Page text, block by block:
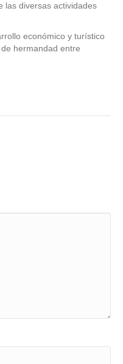
las diversas actividades
económico y turístico
hermandad entre